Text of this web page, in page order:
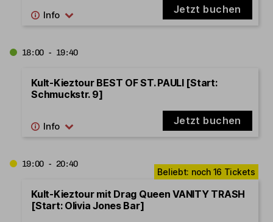
Jetzt buchen
18:00 - 19:40
Kult-Kieztour BEST OF ST. PAULI [Start:
Schmuckstr. 9]
Jetzt buchen
19:00 - 20:40
Kult-Kieztour mit Drag Queen VANITY TRASH
[Start: Olivia Jones Bar]